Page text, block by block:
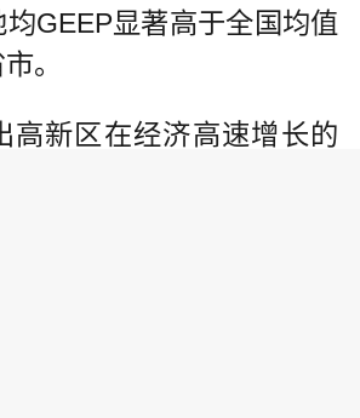
GEEP显著高于全国均值
。
新区在经济高速增长的